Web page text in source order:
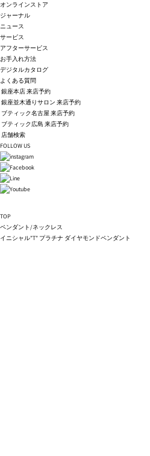
オンラインストア
ジャーナル
ニュース
サービス
アフターサービス
お手入れ方法
デジタルカタログ
よくある質問
銀座本店 来店予約
銀座並木通りサロン 来店予約
ブティック名古屋 来店予約
ブティック広島 来店予約
店舗検索
FOLLOW US
TOP
ペンダント/ネックレス
イニシャル"T" プラチナ ダイヤモンドペンダント